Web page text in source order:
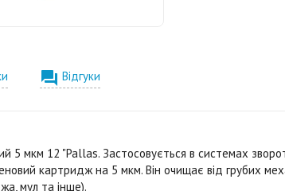
 Відгуки
5 мкм 12 "Pallas. Застосовується в системах
картридж на 5 мкм. Він очищає від грубих
мул та інше).